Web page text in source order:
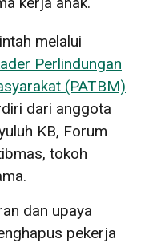
melalui
Perlindungan
(PATBM)
dari anggota
KB, Forum
tokoh
dan upaya
pekerja